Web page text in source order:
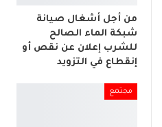
من أجل أشغال صيانة
شبكة الماء الصالح
للشرب إعلان عن نقص أو
إنقطاع في التزويد
مجتمع